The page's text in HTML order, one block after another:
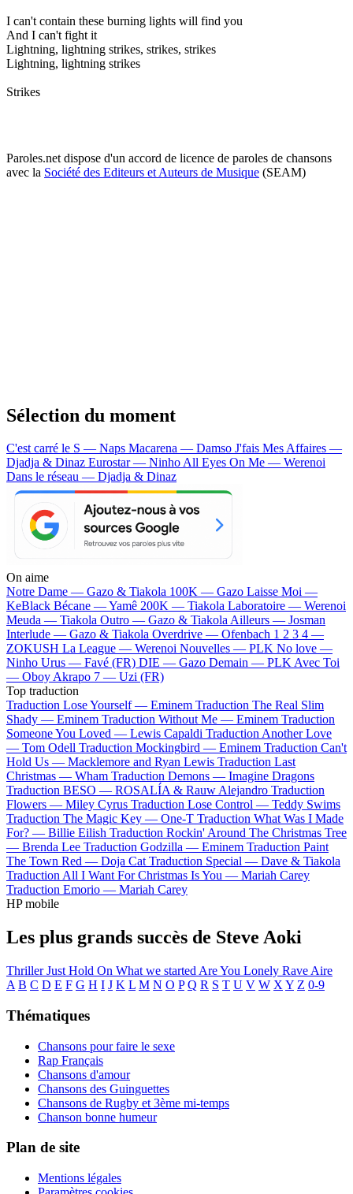
I can't contain these burning lights will find you
And I can't fight it
Lightning, lightning strikes, strikes, strikes
Lightning, lightning strikes
Strikes
Paroles.net dispose d'un accord de licence de paroles de chansons
avec la Société des Editeurs et Auteurs de Musique (SEAM)
Sélection du moment
C'est carré le S — Naps Macarena — Damso J'fais Mes Affaires —
Djadja & Dinaz Eurostar — NinhoAll Eyes On Me — Werenoi
Dans le réseau — Djadja & Dinaz
On aime
Notre Dame — Gazo & Tiakola 100K — Gazo Laisse Moi —
KeBlack Bécane —Yamê 200K — Tiakola Laboratoire — Werenoi
Meuda — Tiakola Outro — Gazo & TiakolaAilleurs — Josman
Interlude — Gazo & Tiakola Overdrive — Ofenbach 1 2 3 4 —
ZOKUSH La League — Werenoi Nouvelles — PLK No love —
Ninho Urus — Favé (FR) DIE — Gazo Demain — PLKAvec Toi
— OboyAkrapo 7 — Uzi (FR)
Top traduction
Traduction Lose Yourself — Eminem Traduction The Real Slim
Shady — Eminem Traduction Without Me — Eminem Traduction
Someone You Loved — Lewis Capaldi Traduction Another Love
— Tom Odell Traduction Mockingbird — Eminem Traduction Can't
Hold Us — Macklemore and Ryan Lewis Traduction Last
Christmas — Wham Traduction Demons — Imagine Dragons
Traduction BESO — ROSALÍA & Rauw Alejandro Traduction
Flowers — Miley Cyrus Traduction Lose Control — Teddy Swims
Traduction The Magic Key — One-T Traduction What Was I Made
For? — Billie Eilish Traduction Rockin' Around The Christmas Tree
— Brenda Lee Traduction Godzilla — Eminem Traduction Paint
The Town Red — Doja Cat Traduction Special — Dave & Tiakola
Traduction All I Want For Christmas Is You — Mariah Carey
Traduction Emorio — Mariah Carey
HP mobile
Les plus grands succès de Steve Aoki
ThrillerJust Hold On What we started Are You Lonely Rave Aire
A B C D E F G H I J K L M N O P Q R S T U V W X Y Z 0-9
Thématiques
Chansons pour faire le sexe
Rap Français
Chansons d'amour
Chansons des Guinguettes
Chansons de Rugby et 3ème mi-temps
Chanson bonne humeur
Plan de site
Mentions légales